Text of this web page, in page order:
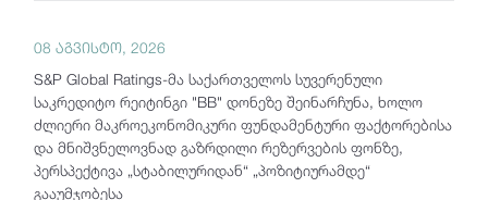
08 აგვისტო, 2026
S&P Global Ratings-მა საქართველოს სუვერენული
საკრედიტო რეიტინგი "BB" დონეზე შეინარჩუნა, ხოლო
ძლიერი მაკროეკონომიკური ფუნდამენტური ფაქტორებისა
და მნიშვნელოვნად გაზრდილი რეზერვების ფონზე,
პერსპექტივა „სტაბილურიდან“ „პოზიტიურამდე“
გააუმჯობესა